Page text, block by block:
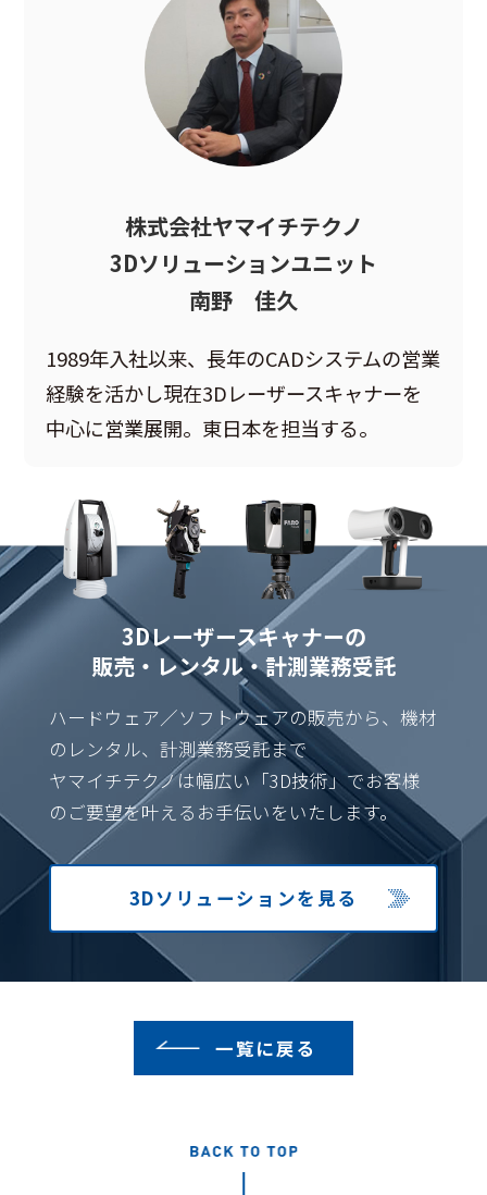
株式会社ヤマイチテクノ
3Dソリューションユニット
南野 佳久
1989年入社以来、長年のCADシステムの営業
経験を活かし現在3Dレーザースキャナーを
中心に営業展開。東日本を担当する。
3Dレーザースキャナーの
販売・レンタル・計測業務受託
ハードウェア／ソフトウェアの販売から、機材
のレンタル、計測業務受託まで
ヤマイチテクノは幅広い「3D技術」でお客様
のご要望を叶えるお手伝いをいたします。
3Dソリューションを見る
一覧に戻る